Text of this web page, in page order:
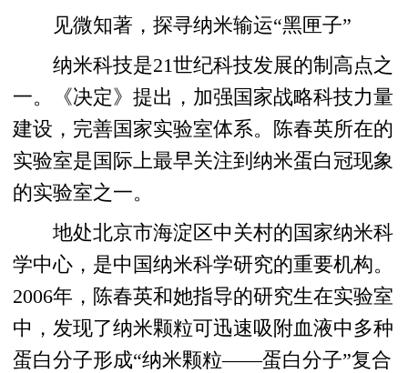
见微知著，探寻纳米输运“黑匣子”
纳米科技是21世纪科技发展的制高点之
一。《决定》提出，加强国家战略科技力量
建设，完善国家实验室体系。陈春英所在的
实验室是国际上最早关注到纳米蛋白冠现象
的实验室之一。
地处北京市海淀区中关村的国家纳米科
学中心，是中国纳米科学研究的重要机构。
2006年，陈春英和她指导的研究生在实验室
中，发现了纳米颗粒可迅速吸附血液中多种
蛋白分子形成“纳米颗粒——蛋白分子”复合